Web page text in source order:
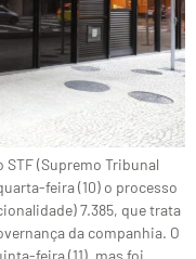
(Supremo Tribunal
feira (10) o processo
7.385, que trata
da companhia. O
feira (11), mas foi